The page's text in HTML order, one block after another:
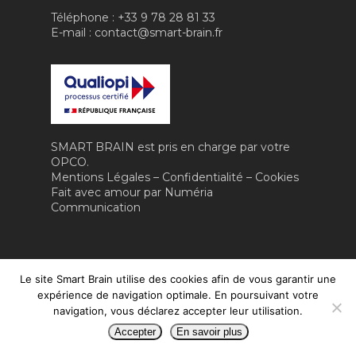
Téléphone : +33 9 78 28 81 33
E-mail : contact@smart-brain.fr
SMART BRAIN est pris en charge par votre
OPCO.
Mentions Légales – Confidentialité – Cookies
Fait avec amour par Numéria
Communication
IA & ROBOTIQUE
CONTACT
Le site Smart Brain utilise des cookies afin de vous garantir une
expérience de navigation optimale. En poursuivant votre
navigation, vous déclarez accepter leur utilisation.
Accepter En savoir plus